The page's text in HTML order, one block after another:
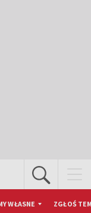
WŁASNE ZGŁOŚ